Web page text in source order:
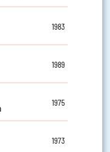
1983
1989
1975
1973